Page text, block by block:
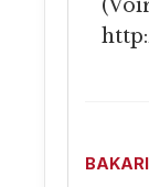
BAKARI